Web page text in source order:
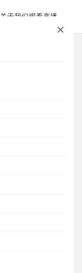
关于我们观看直播